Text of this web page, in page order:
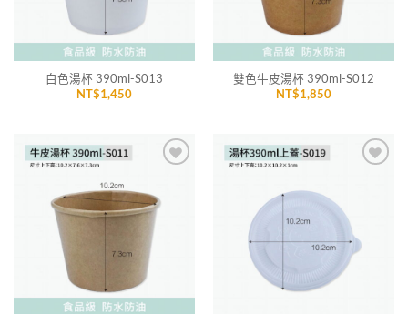
白色湯杯 390ml-S013
NT$1,450
雙色牛皮湯杯 390ml-S012
NT$1,850